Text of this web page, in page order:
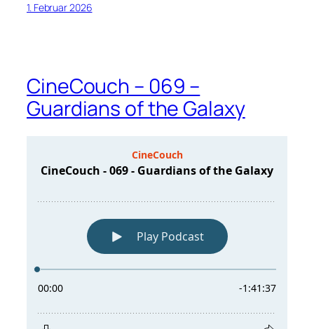
1. Februar 2026
CineCouch – 069 –
Guardians of the Galaxy